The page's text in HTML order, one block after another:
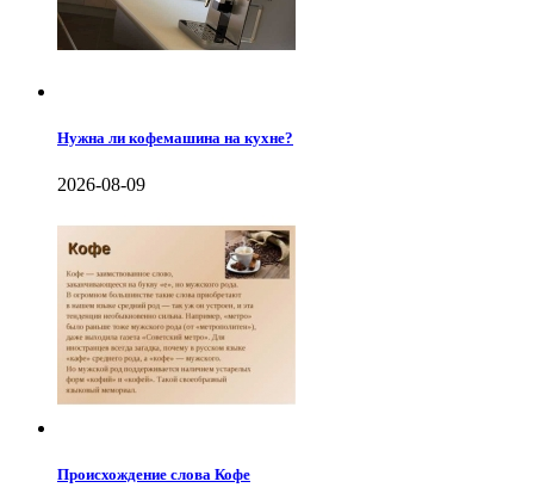
Нужна ли кофемашина на кухне?
2026-08-09
Происхождение слова Кофе